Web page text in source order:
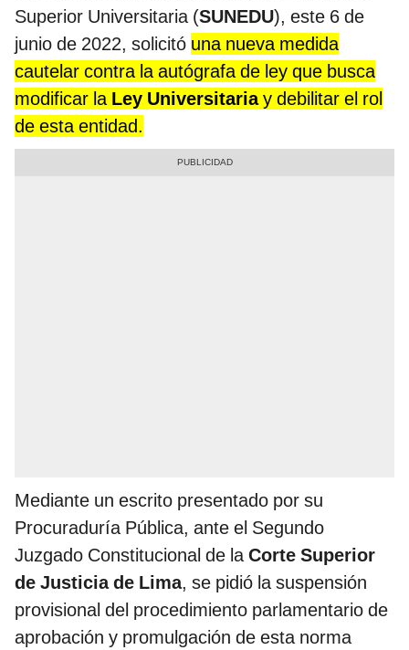
Superior Universitaria (SUNEDU), este 6 de
junio de 2022, solicitó una nueva medida
cautelar contra la autógrafa de ley que busca
modificar laLey Universitariay debilitar el rol
de esta entidad.
Mediante un escrito presentado por su
Procuraduría Pública, ante el Segundo
Juzgado Constitucional de laCorte Superior
de Justicia de Lima, se pidió la suspensión
provisional del procedimiento parlamentario de
aprobación y promulgación de esta norma